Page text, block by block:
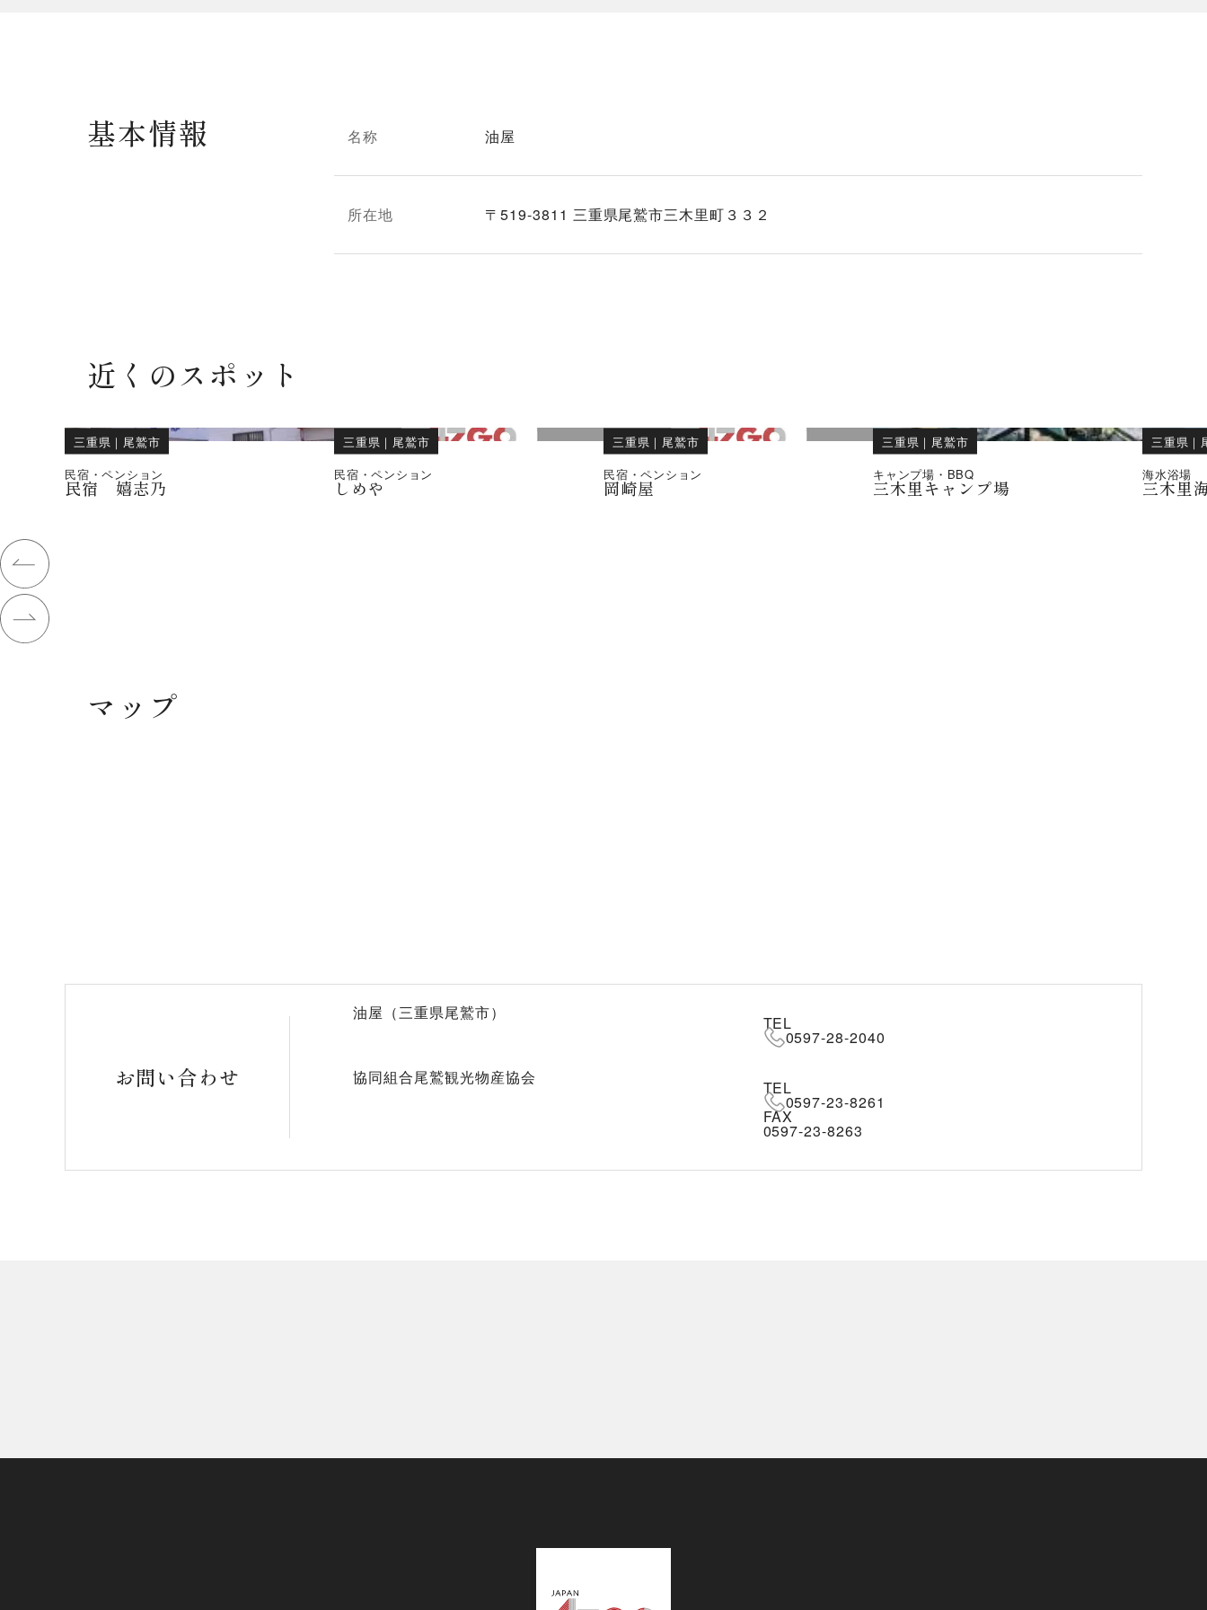
基本情報 名称 油屋
所在地 〒519-3811 三重県尾鷲市三木里町３３２
近くのスポット
三重県 ｜ 尾鷲市
民宿・ペンション
民宿 嬉志乃
三重県 ｜ 尾鷲市
民宿・ペンション
しめや
三重県 ｜ 尾鷲市
民宿・ペンション
岡崎屋
三重県 ｜ 尾鷲市
キャンプ場・BBQ
三木里キャンプ場
三重県 ｜
海水浴場
三木里
マップ
お問い合わせ
油屋（三重県尾鷲市）
TEL
0597-28-2040
協同組合尾鷲観光物産協会
TEL
0597-23-8261
FAX
0597-23-8263